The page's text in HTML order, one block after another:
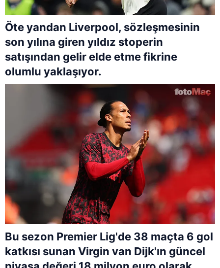
Öte yandan Liverpool, sözleşmesinin
son yılına giren yıldız stoperin
satışından gelir elde etme fikrine
olumlu yaklaşıyor.
Bu sezon Premier Lig'de 38 maçta 6 gol
katkısı sunan Virgin van Dijk'ın güncel